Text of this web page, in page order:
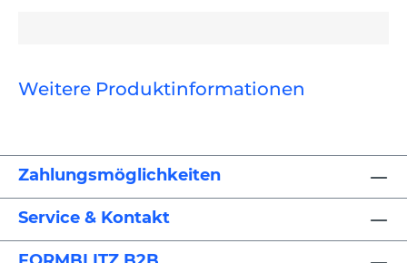
Weitere Produktinformationen
Zahlungsmöglichkeiten
Service & Kontakt